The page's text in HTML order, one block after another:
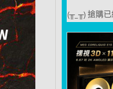
(╥_╥) 搶購已